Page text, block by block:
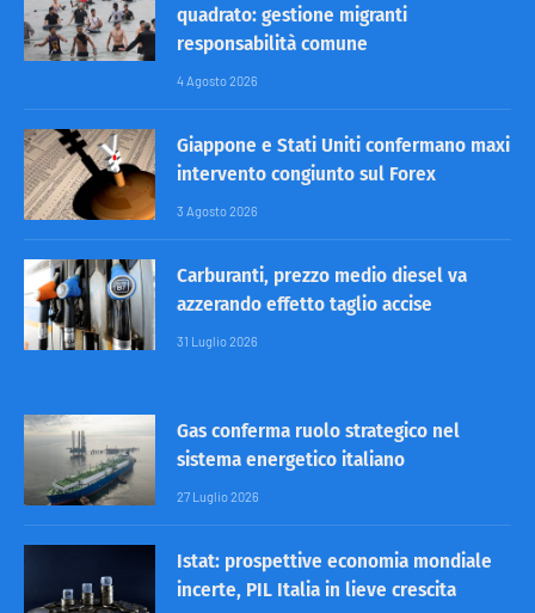
quadrato: gestione migranti
responsabilità comune
4 Agosto 2026
Giappone e Stati Uniti confermano maxi
intervento congiunto sul Forex
3 Agosto 2026
Carburanti, prezzo medio diesel va
azzerando effetto taglio accise
31 Luglio 2026
Gas conferma ruolo strategico nel
sistema energetico italiano
27 Luglio 2026
Istat: prospettive economia mondiale
incerte, PIL Italia in lieve crescita